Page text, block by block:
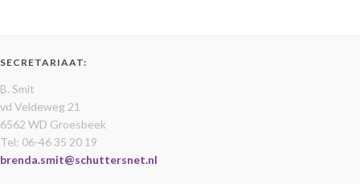
SECRETARIAAT:
B. Smit
vd Veldeweg 21
6562 WD Groesbeek
Tel: 06-46 35 20 19
brenda.smit@schuttersnet.nl